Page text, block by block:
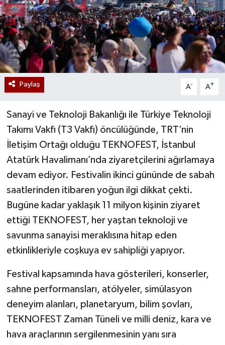
Paylaş A- A+
Sanayi ve Teknoloji Bakanlığı ile Türkiye Teknoloji
Takımı Vakfı (T3 Vakfı) öncülüğünde, TRT’nin
İletişim Ortağı olduğu TEKNOFEST, İstanbul
Atatürk Havalimanı’nda ziyaretçilerini ağırlamaya
devam ediyor. Festivalin ikinci gününde de sabah
saatlerinden itibaren yoğun ilgi dikkat çekti.
Bugüne kadar yaklaşık 11 milyon kişinin ziyaret
ettiği TEKNOFEST, her yaştan teknoloji ve
savunma sanayisi meraklısına hitap eden
etkinlikleriyle coşkuya ev sahipliği yapıyor.
Festival kapsamında hava gösterileri, konserler,
sahne performansları, atölyeler, simülasyon
deneyim alanları, planetaryum, bilim şovları,
TEKNOFEST Zaman Tüneli ve milli deniz, kara ve
hava araçlarının sergilenmesinin yanı sıra